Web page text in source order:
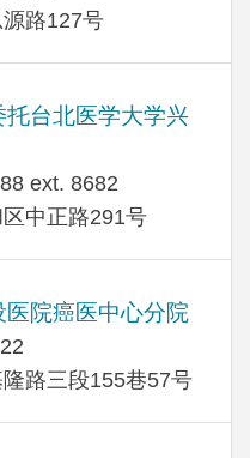
路127号
台北医学大学兴
ext. 8682
中正路291号
院癌医中心分院
路三段155巷57号